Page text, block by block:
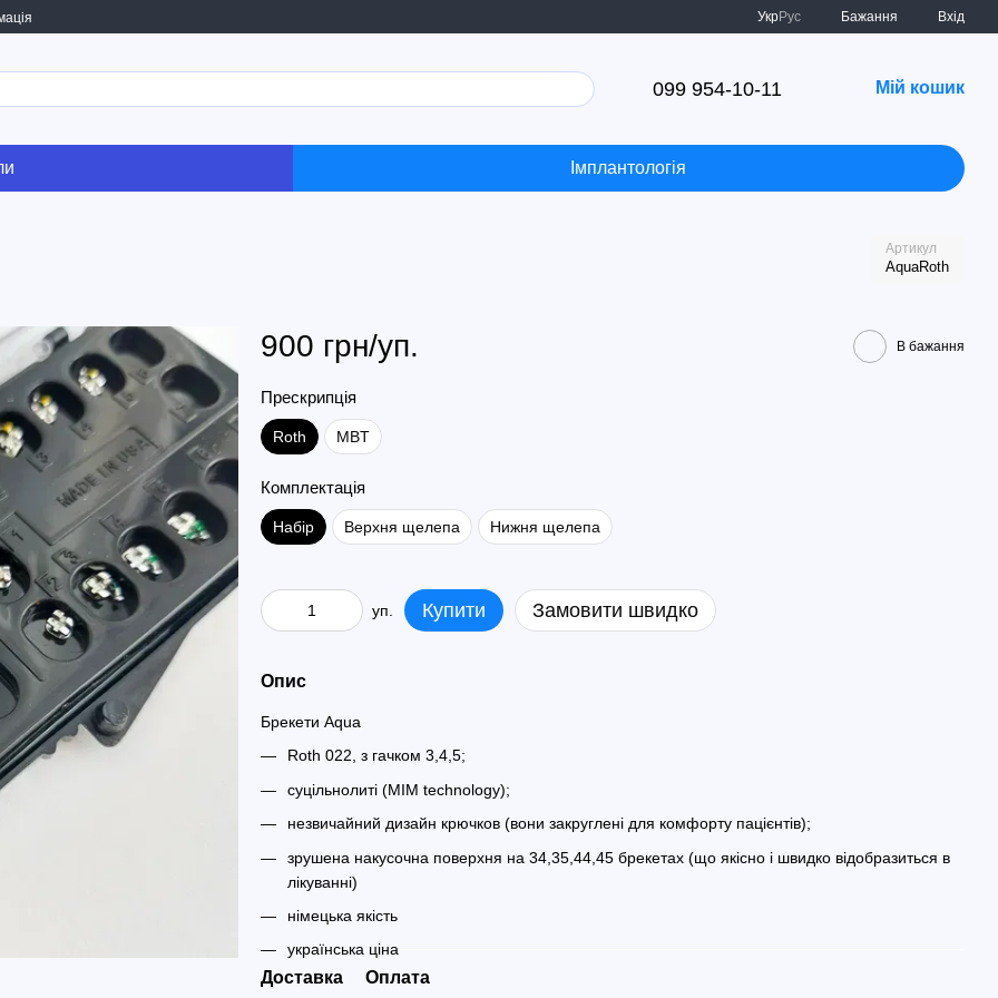
УкрРус Бажання Вхід
099 954-10-11 Мій кошик
Імплантологія
Артикул
AquaRoth
900 грн/уп. В бажання
Прескрипція
Roth MBT
Комплектація
Набір Верхня щелепа Нижня щелепа
уп. Купити Замовити швидко
Опис
Брекети Aqua
Roth 022, з гачком 3,4,5;
суцільнолиті (MIM technology);
незвичайний дизайн крючков (вони закруглені для комфорту пацієнтів);
зрушена накусочна поверхня на 34,35,44,45 брекетах (що якісно і швидко відобразиться в
лікуванні)
німецька якість
українська ціна
Доставка Оплата